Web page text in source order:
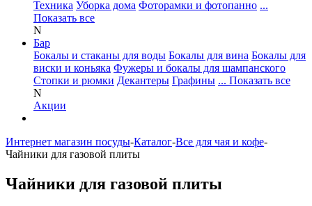
Техника Уборка дома Фоторамки и фотопанно ...
Показать все
N
Бар
Бокалы и стаканы для воды Бокалы для вина Бокалы для
виски и коньяка Фужеры и бокалы для шампанского
Стопки и рюмки Декантеры Графины ... Показать все
N
Акции
Интернет магазин посуды-Каталог-Все для чая и кофе-
Чайники для газовой плиты
Чайники для газовой плиты